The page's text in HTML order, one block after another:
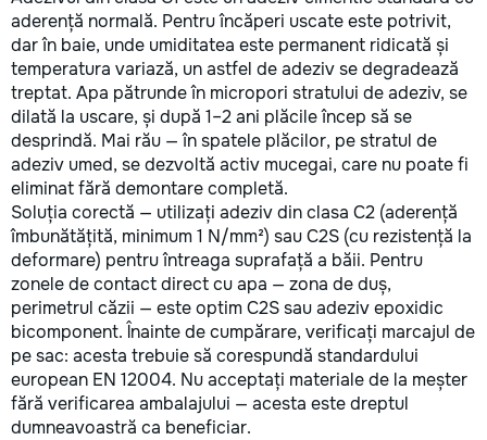
Степанович.
aderență normală. Pentru încăperi uscate este potrivit,
dar în baie, unde umiditatea este permanent ridicată și
temperatura variază, un astfel de adeziv se degradează
treptat. Apa pătrunde în micropori stratului de adeziv, se
dilată la uscare, și după 1–2 ani plăcile încep să se
desprindă. Mai rău — în spatele plăcilor, pe stratul de
adeziv umed, se dezvoltă activ mucegai, care nu poate fi
eliminat fără demontare completă.
Soluția corectă — utilizați adeziv din clasa C2 (aderență
îmbunătățită, minimum 1 N/mm²) sau C2S (cu rezistență la
deformare) pentru întreaga suprafață a băii. Pentru
zonele de contact direct cu apa — zona de duș,
perimetrul căzii — este optim C2S sau adeziv epoxidic
bicomponent. Înainte de cumpărare, verificați marcajul de
pe sac: acesta trebuie să corespundă standardului
european EN 12004. Nu acceptați materiale de la meșter
fără verificarea ambalajului — acesta este dreptul
dumneavoastră ca beneficiar.